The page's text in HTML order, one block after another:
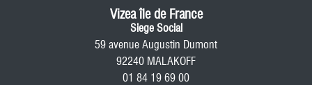
Vizea île de France
Siege Social
59 avenue Augustin Dumont
92240 MALAKOFF
01 84 19 69 00